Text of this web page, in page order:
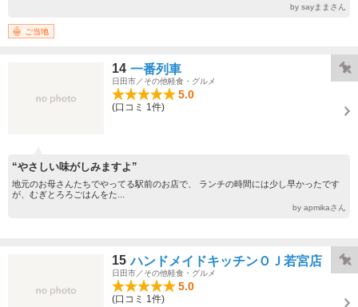
by sayままさん
ご当地
14 一番列車
日田市／その他軽食・グルメ
5.0
(口コミ 1件)
“やさしい味がしみますよ”
地元のお母さんたちでやってる駅前のお店で、 ランチの時間には少し早かったです
が、むぎとろろごはんをた...
by apmikaさん
15 ハンドメイドキッチンＯＪ若宮店
日田市／その他軽食・グルメ
5.0
(口コミ 1件)